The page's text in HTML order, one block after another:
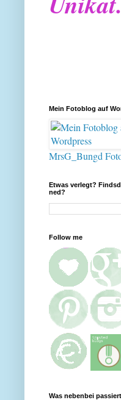
Mein Fotoblog auf
MrsG_Bungd
Etwas verlegt?
ned?
Follow me
Was nebenbei